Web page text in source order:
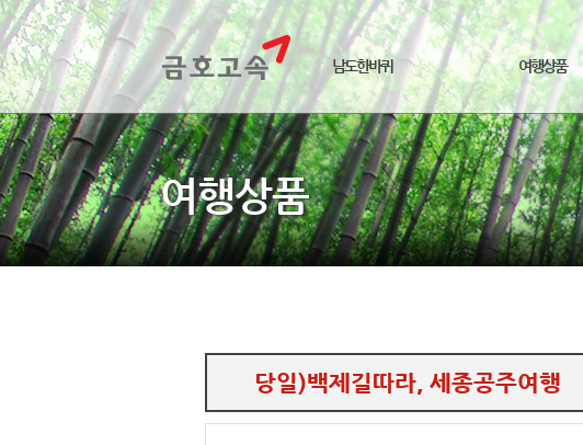
남도한바퀴 여행상품
여행상품
당일)백제길따라, 세종공주여행